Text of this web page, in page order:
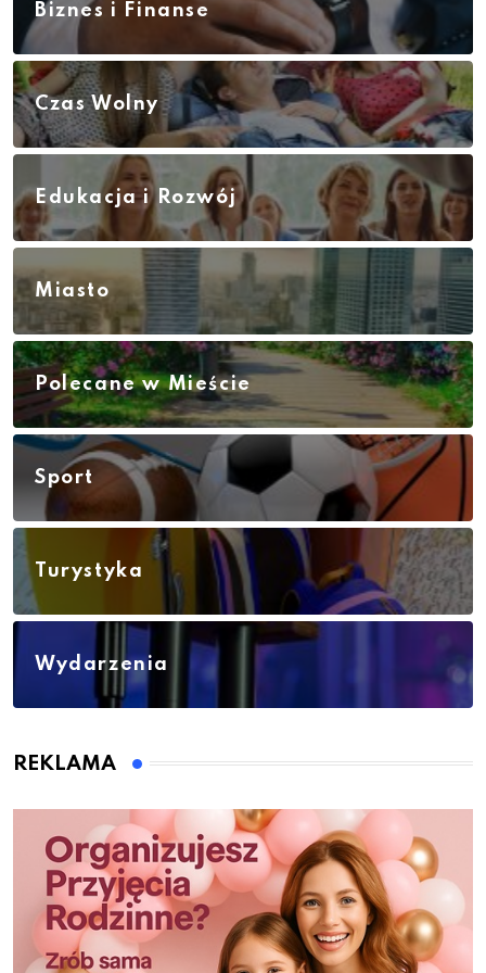
Biznes i Finanse
Czas Wolny
Edukacja i Rozwój
Miasto
Polecane w Mieście
Sport
Turystyka
Wydarzenia
REKLAMA